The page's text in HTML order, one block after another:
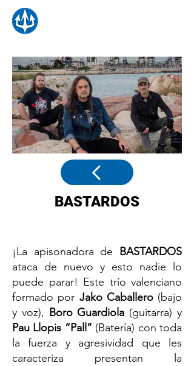
BASTARDOS
¡La apisonadora de BASTARDOS
ataca de nuevo y esto nadie lo
puede parar! Este trío valenciano
formado por Jako Caballero (bajo
y voz), Boro Guardiola (guitarra) y
Pau Llopis “Pall”(Batería) con toda
la fuerza y agresividad que les
caracteriza presentan la